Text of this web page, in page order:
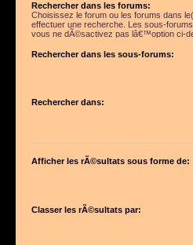
Rechercher dans les forums:
Choisissez le forum ou les forums dans
effectuer une recherche. Les sous-
vous ne dÃ©sactivez pas lâ€™option ci-
Rechercher dans les sous-forums:
Rechercher dans:
Afficher les rÃ©sultats sous forme de:
Classer les rÃ©sultats par: